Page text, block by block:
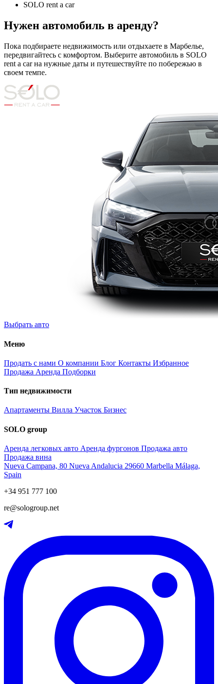
SOLO rent a car
Нужен автомобиль в аренду?
Пока подбираете недвижимость или отдыхаете в Марбелье,
передвигайтесь с комфортом. Выберите автомобиль в SOLO
rent a car на нужные даты и путешествуйте по побережью в
своем темпе.
Выбрать авто
Меню
Продать с нами О компании Блог Контакты Избранное
Продажа Аренда Подборки
Тип недвижимости
Апартаменты Вилла Участок Бизнес
SOLO group
Аренда легковых авто Аренда фургонов Продажа авто
Продажа вина
Nueva Campana, 80 Nueva Andalucia 29660 Marbella Málaga,
Spain
+34 951 777 100
re@sologroup.net